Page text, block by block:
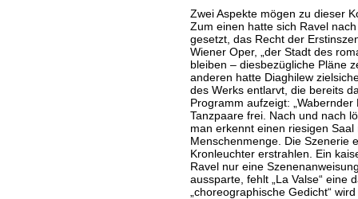
Zwei Aspekte mögen zu dieser
Zum einen hatte sich Ravel
gesetzt, das Recht der
Wiener Oper, „der Stadt des
bleiben – diesbezügliche Pläne
anderen hatte Diaghilew
des Werks entlarvt, die bereits
Programm aufzeigt:
Tanzpaare frei. Nach und nach
man erkennt einen riesigen
Menschenmenge. Die Szenerie
Kronleuchter erstrahlen. Ein
Ravel nur eine
aussparte, fehlt „La Valse“ eine
„choreographische Gedicht“